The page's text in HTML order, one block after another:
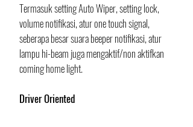
Termasuk setting Auto Wiper, setting lock,
volume notifikasi, atur one touch signal,
seberapa besar suara beeper notifikasi, atur
lampu hi-beam juga mengaktif/non aktifkan
coming home light.
Driver Oriented